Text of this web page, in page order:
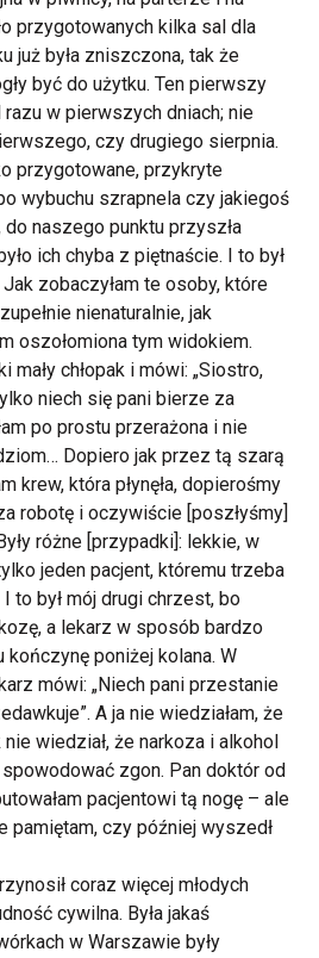
przygotowanych kilka sal dla
już była zniszczona, tak że
być do użytku. Ten pierwszy
razu w pierwszych dniach; nie
czy drugiego sierpnia.
przygotowane, przykryte
wybuchu szrapnela czy jakiegoś
naszego punktu przyszła
ich chyba z piętnaście. I to był
zobaczyłam te osoby, które
nienaturalnie, jak
oszołomiona tym widokiem.
mały chłopak i mówi: „Siostro,
niech się pani bierze za
po prostu przerażona i nie
Dopiero jak przez tą szarą
krew, która płynęła, dopierośmy
robotę i oczywiście [poszłyśmy]
różne [przypadki]: lekkie, w
jeden pacjent, któremu trzeba
to był mój drugi chrzest, bo
a lekarz w sposób bardzo
kończynę poniżej kolana. W
mówi: „Niech pani przestanie
A ja nie wiedziałam, że
nie wiedział, że narkoza i alkohol
spowodować zgon. Pan doktór od
pacjentowi tą nogę – ale
pamiętam, czy później wyszedł
coraz więcej młodych
cywilna. Była jakaś
w Warszawie były